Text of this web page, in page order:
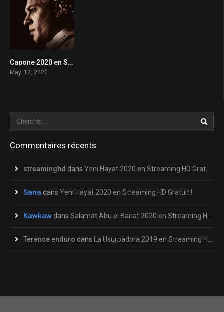
0Capone 2020 en Streaming HD Gratuit !
May. 12, 2020
Commentaires récents
streaminghd dans Yeni Hayat 2020 en Streaming HD Gratuit !
Sana dans Yeni Hayat 2020 en Streaming HD Gratuit !
Kawkaw dans Salamat Abu el Banat 2020 en Streaming HD Gratuit !
Terence enduro dans La Usurpadora 2019 en Streaming HD Gratuit !